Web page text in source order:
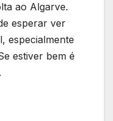
ao Algarve.
esperar ver
especialmente
estiver bem é